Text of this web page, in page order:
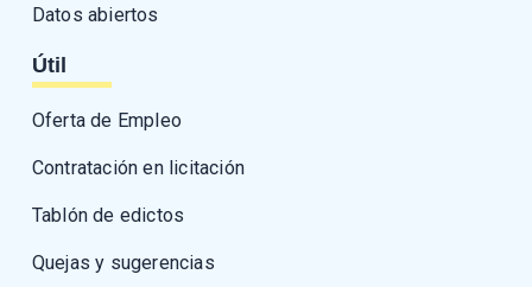
Datos abiertos
Útil
Oferta de Empleo
Contratación en licitación
Tablón de edictos
Quejas y sugerencias